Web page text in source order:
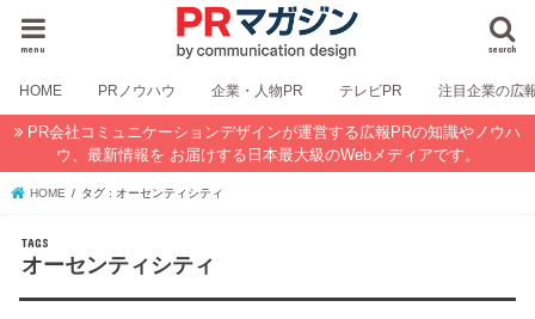
search
menu
HOME PRノウハウ 企業・人物PR テレビPR 注目企業の広
PR会社コミュニケーションデザインが運営する広報PRの知識やノウハ
ウ、最新情報を お届けする日本最大級のWebメディアです。
HOME タグ : オーセンティシティ
オーセンティシティ